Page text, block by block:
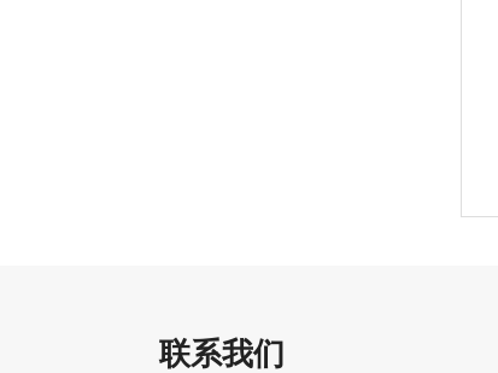
联系我们